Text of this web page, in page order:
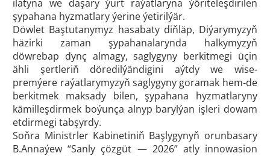
ilatyna we daşary ýurt raýatlaryna ýöriteleşdirilen
şypahana hyzmatlary ýerine ýetirilýär.
Döwlet Baştutanymyz hasabaty diňläp, Diýarymyzyň
häzirki zaman şypahanalarynda halkymyzyň
döwrebap dynç almagy, saglygyny berkitmegi üçin
ähli şertleriň döredilýändigini aýtdy we wise-
premýere raýatlarymyzyň saglygyny goramak hem-de
berkitmek maksady bilen, şypahana hyzmatlaryny
kämilleşdirmek boýunça alnyp barylýan işleri dowam
etdirmegi tabşyrdy.
Soňra Ministrler Kabinetiniň Başlygynyň orunbasary
B.Annaýew “Sanly çözgüt — 2026” atly innowasion